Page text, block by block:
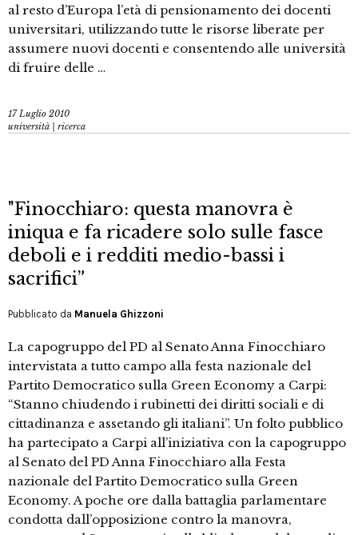
al resto d’Europa l’età di pensionamento dei docenti
universitari, utilizzando tutte le risorse liberate per
assumere nuovi docenti e consentendo alle università
di fruire delle …
17 Luglio 2010
università | ricerca
"Finocchiaro: questa manovra è
iniqua e fa ricadere solo sulle fasce
deboli e i redditi medio-bassi i
sacrifici”
Pubblicato da Manuela Ghizzoni
La capogruppo del PD al Senato Anna Finocchiaro
intervistata a tutto campo alla festa nazionale del
Partito Democratico sulla Green Economy a Carpi:
“Stanno chiudendo i rubinetti dei diritti sociali e di
cittadinanza e assetando gli italiani”. Un folto pubblico
ha partecipato a Carpi all’iniziativa con la capogruppo
al Senato del PD Anna Finocchiaro alla Festa
nazionale del Partito Democratico sulla Green
Economy. A poche ore dalla battaglia parlamentare
condotta dall’opposizione contro la manovra,